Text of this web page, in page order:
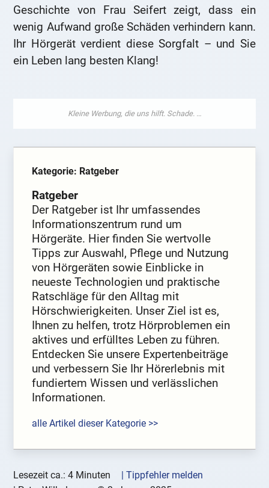
Geschichte von Frau Seifert zeigt, dass ein
wenig Aufwand große Schäden verhindern kann.
Ihr Hörgerät verdient diese Sorgfalt – und Sie
ein Leben lang besten Klang!
Kategorie: Ratgeber
Ratgeber
Der Ratgeber ist Ihr umfassendes
Informationszentrum rund um
Hörgeräte. Hier finden Sie wertvolle
Tipps zur Auswahl, Pflege und Nutzung
von Hörgeräten sowie Einblicke in
neueste Technologien und praktische
Ratschläge für den Alltag mit
Hörschwierigkeiten. Unser Ziel ist es,
Ihnen zu helfen, trotz Hörproblemen ein
aktives und erfülltes Leben zu führen.
Entdecken Sie unsere Expertenbeiträge
und verbessern Sie Ihr Hörerlebnis mit
fundiertem Wissen und verlässlichen
Informationen.
alle Artikel dieser Kategorie >>
Lesezeit ca.: 4 Minuten
| Tippfehler melden